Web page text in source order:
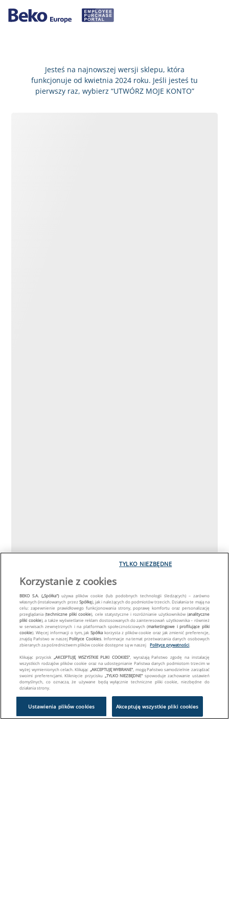
Jesteś na najnowszej wersji sklepu, która
funkcjonuje od kwietnia 2024 roku. Jeśli jesteś tu
pierwszy raz, wybierz “UTWÓRZ MOJE KONTO”
Korzystanie z cookies
BEKO S.A. („Spółka")używa plików cookie (lub podobnych technologii śledzących) – zarówno
własnych (instalowanych przezSpółkę), jak i należących do podmiotów trzecich. Działania te mają na
celu: zapewnienie prawidłowego funkcjonowania strony, poprawę komfortu oraz personalizację
przeglądania (techniczne pliki cookie), cele statystyczne i rozróżnianie użytkowników (analityczne
pliki cookie), a także wyświetlanie reklam dostosowanych do zainteresowań użytkownika – również
w serwisach zewnętrznych i na platformach społecznościowych (marketingowe i profilujące pliki
cookie). Więcej informacji o tym, jakSpółka korzysta z plików cookie oraz jak zmienić preferencje,
znajdą Państwo w naszejPolityce Cookies . Informacje na temat przetwarzania danych osobowych
zbieranych za pośrednictwem plików cookie dostępne są w naszej
Polityce prywatności
Klikając przycisk „AKCEPTUJĘ WSZYSTKIE PLIKI COOKIES" , wyrażają Państwo zgodę na instalację
wszystkich rodzajów plików cookie oraz na udostępnianie Państwa danych podmiotom trzecim w
wyżej wymienionych celach. Klikając „AKCEPTUJĘ WYBRANE" , mogą Państwo samodzielnie zarządzać
swoimi preferencjami. Kliknięcie przycisku „TYLKO NIEZBĘDNE" spowoduje zachowanie ustawień
domyślnych, co oznacza, że używane będą wyłącznie techniczne pliki cookie, niezbędne do
działania strony.
Ustawienia plików cookies Akceptuję wszystkie pliki cookies
TYLKO NIEZBĘDNE